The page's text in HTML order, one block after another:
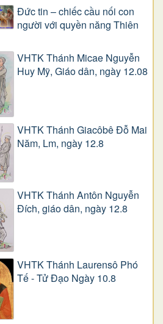
Đức tin – chiếc cầu nối con
người với quyền năng Thiên
VHTK Thánh Micae Nguyễn
Huy Mỹ, Giáo dân, ngày 12.08
VHTK Thánh Giacôbê Ðỗ Mai
Năm, Lm, ngày 12.8
VHTK Thánh Antôn Nguyễn
Ðích, giáo dân, ngày 12.8
VHTK Thánh Laurensô Phó
Tế - Tử Đạo Ngày 10.8